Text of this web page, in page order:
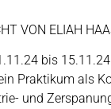
VON ELIAH
bis
Praktikum als
und